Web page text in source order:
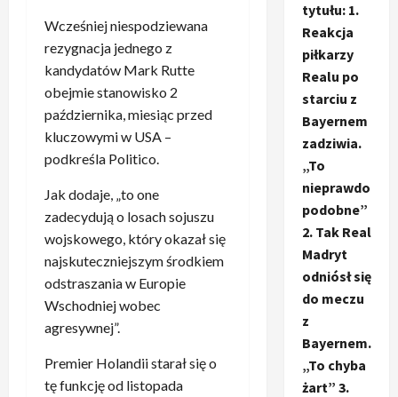
Wcześniej niespodziewana
rezygnacja jednego z
kandydatów Mark Rutte
obejmie stanowisko 2
października, miesiąc przed
kluczowymi w USA –
podkreśla Politico.
Jak dodaje, „to one
zadecydują o losach sojuszu
wojskowego, który okazał się
najskuteczniejszym środkiem
odstraszania w Europie
Wschodniej wobec
agresywnej”.
Premier Holandii starał się o
tę funkcję od listopada
tytułu: 1.
Reakcja
piłkarzy
Realu po
starciu z
Bayernem
zadziwia.
„To
nieprawdo
podobne”
2. Tak Real
Madryt
odniósł się
do meczu
z
Bayernem.
„To chyba
żart” 3.